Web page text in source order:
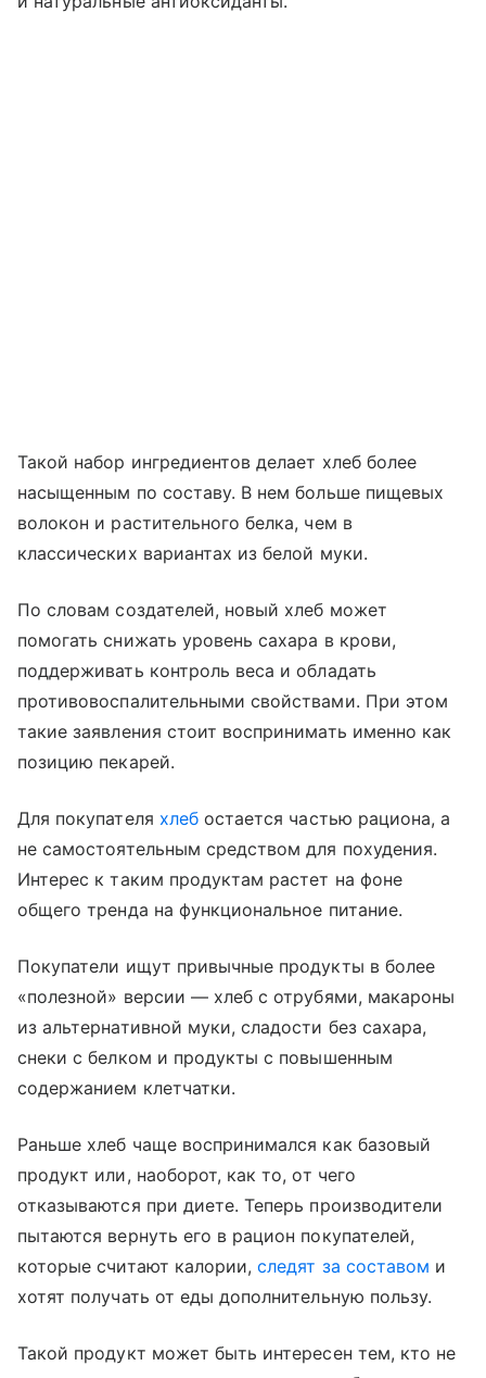
Такой набор ингредиентов делает хлеб более
насыщенным по составу. В нем больше пищевых
волокон и растительного белка, чем в
классических вариантах из белой муки.
По словам создателей, новый хлеб может
помогать снижать уровень сахара в крови,
поддерживать контроль веса и обладать
противовоспалительными свойствами. При этом
такие заявления стоит воспринимать именно как
позицию пекарей.
Для покупателя хлебостается частью рациона, а
не самостоятельным средством для похудения.
Интерес к таким продуктам растет на фоне
общего тренда на функциональное питание.
Покупатели ищут привычные продукты в более
«полезной» версии — хлеб с отрубями, макароны
из альтернативной муки, сладости без сахара,
снеки с белком и продукты с повышенным
содержанием клетчатки.
Раньше хлеб чаще воспринимался как базовый
продукт или, наоборот, как то, от чего
отказываются при диете. Теперь производители
пытаются вернуть его в рацион покупателей,
которые считают калории,следят за составом и
хотят получать от еды дополнительную пользу.
Такой продукт может быть интересен тем, кто не